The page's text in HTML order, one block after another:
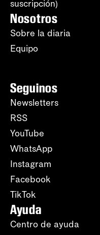
suscripción)
Nosotros
Sobre la diaria
Equipo
Seguinos
Newsletters
RSS
YouTube
WhatsApp
Instagram
Facebook
TikTok
Ayuda
Centro de ayuda